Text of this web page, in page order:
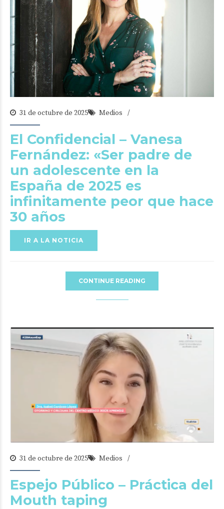
31 de octubre de 2025 Medios
El Confidencial – Vanesa
Fernández: «Ser padre de
un adolescente en la
España de 2025 es
infinitamente peor que hace
30 años
IR A LA NOTICIA
CONTINUE READING
31 de octubre de 2025 Medios
Espejo Público – Práctica del
Mouth taping